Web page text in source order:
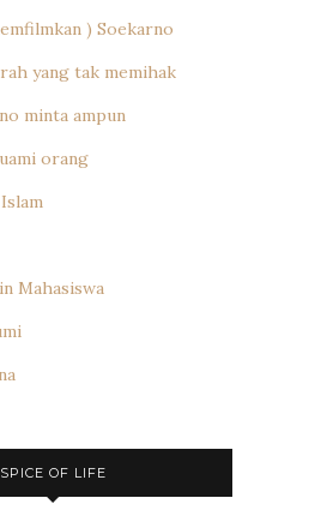
) Soekarno
yang tak memihak
minta ampun
orang
Mahasiswa
SPICE OF LIFE